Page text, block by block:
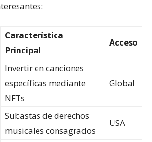
Característica
Principal
Acceso
Invertir en canciones
específicas mediante
NFTs
Global
Subastas de derechos
musicales consagrados
USA